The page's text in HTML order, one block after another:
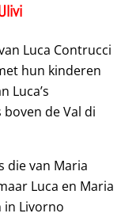
Luca Contrucci
hun kinderen
Luca’s
de Val di
die van Maria
Luca en Maria
in Livorno